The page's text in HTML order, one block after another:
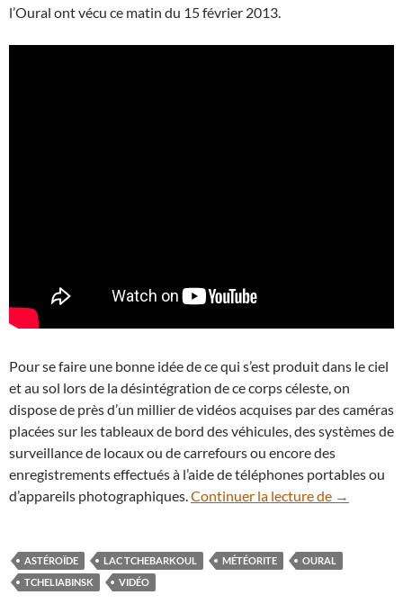
l’Oural ont vécu ce matin du 15 février 2013.
Pour se faire une bonne idée de ce qui s’est produit dans le ciel
et au sol lors de la désintégration de ce corps céleste, on
dispose de près d’un millier de vidéos acquises par des caméras
placées sur les tableaux de bord des véhicules, des systèmes de
surveillance de locaux ou de carrefours ou encore des
enregistrements effectués à l’aide de téléphones portables ou
d’appareils photographiques.Continuer la lecture de En vidéo :
→
ASTÉROÏDE LAC TCHEBARKOUL MÉTÉORITE
OURAL
TCHELIABINSK
VIDÉO